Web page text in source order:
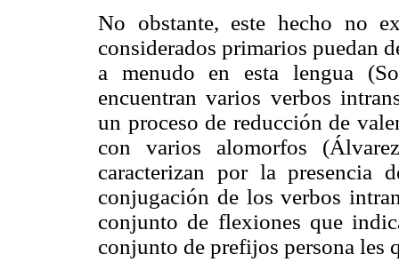
No obstante, este hecho no
considerados primarios puedan
a menudo en esta lengua
encuentran varios verbos
un proceso de reducción de
con varios alomorfos
caracterizan por la
conjugación de los verbos
conjunto de flexiones que
conjunto de prefijos persona les